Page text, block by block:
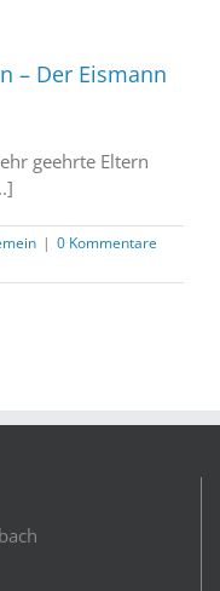
– Der Eismann
geehrte Eltern
| 0 Kommentare